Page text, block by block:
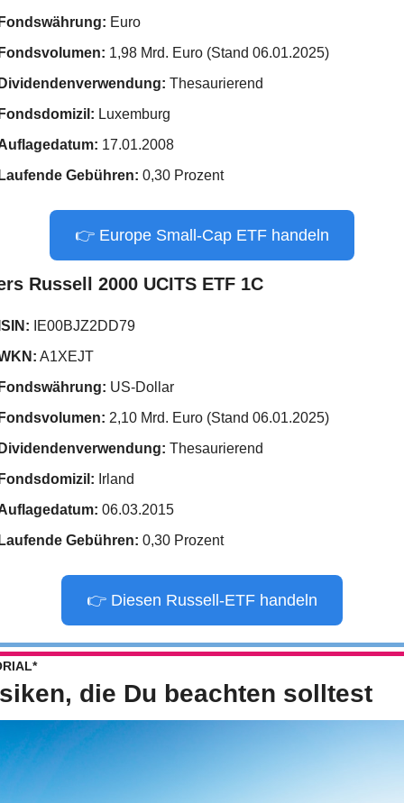
Euro
1,98 Mrd. Euro (Stand 06.01.2025)
Thesaurierend
Luxemburg
17.01.2008
Gebühren: 0,30 Prozent
👉 Europe Small-Cap ETF handeln
Russell 2000 UCITS ETF 1C
IE00BJZ2DD79
A1XEJT
US-Dollar
2,10 Mrd. Euro (Stand 06.01.2025)
Thesaurierend
Irland
06.03.2015
Gebühren: 0,30 Prozent
👉 Diesen Russell-ETF handeln
die Du beachten solltest